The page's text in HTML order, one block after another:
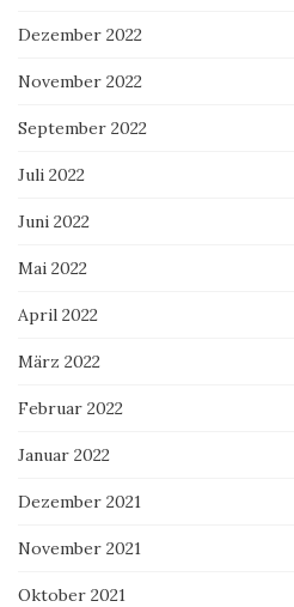
Dezember 2022
November 2022
September 2022
Juli 2022
Juni 2022
Mai 2022
April 2022
März 2022
Februar 2022
Januar 2022
Dezember 2021
November 2021
Oktober 2021